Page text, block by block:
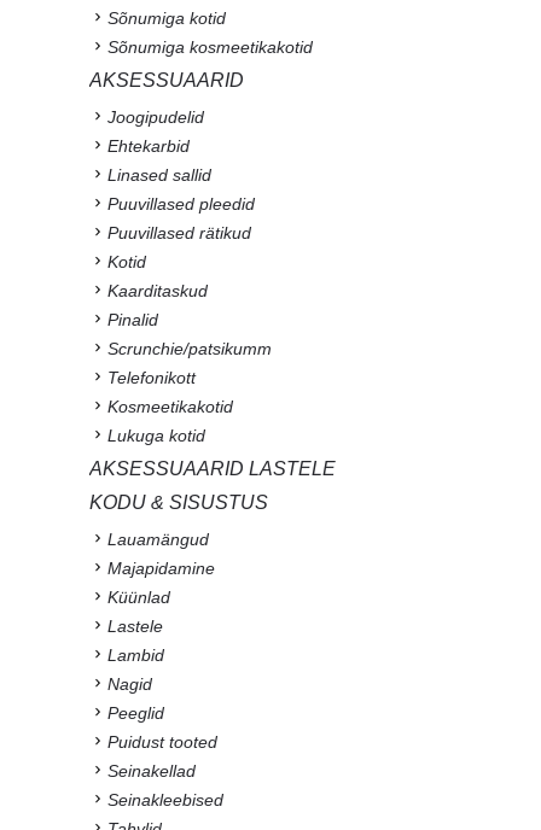
Sõnumiga kotid
Sõnumiga kosmeetikakotid
AKSESSUAARID
Joogipudelid
Ehtekarbid
Linased sallid
Puuvillased pleedid
Puuvillased rätikud
Kotid
Kaarditaskud
Pinalid
Scrunchie/patsikumm
Telefonikott
Kosmeetikakotid
Lukuga kotid
AKSESSUAARID LASTELE
KODU & SISUSTUS
Lauamängud
Majapidamine
Küünlad
Lastele
Lambid
Nagid
Peeglid
Puidust tooted
Seinakellad
Seinakleebised